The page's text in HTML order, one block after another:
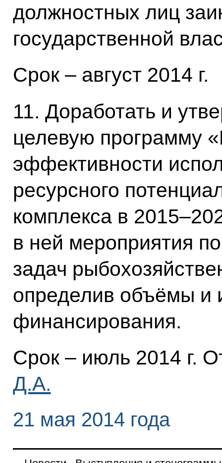
должностных лиц
государственной
Срок – август 2014 г.
11. Доработать и
целевую программу
эффективности
ресурсного
комплекса в
в ней мероприятия
задач
определив объёмы и
финансирования.
Срок – июль 2014 г.
Д.А.
21 мая 2014 года